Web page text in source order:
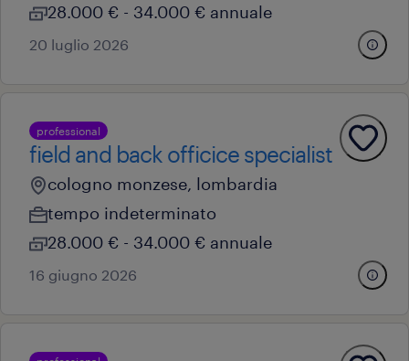
28.000 € - 34.000 € annuale
20 luglio 2026
professional
field and back officice specialist
cologno monzese, lombardia
tempo indeterminato
28.000 € - 34.000 € annuale
16 giugno 2026